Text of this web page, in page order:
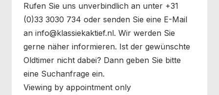
Rufen Sie uns unverbindlich an unter +31
(0)33 3030 734 oder senden Sie eine E-Mail
an info@klassiekaktief.nl. Wir werden Sie
gerne näher informieren. Ist der gewünschte
Oldtimer nicht dabei? Dann geben Sie bitte
eine Suchanfrage ein.
Viewing by appointment only